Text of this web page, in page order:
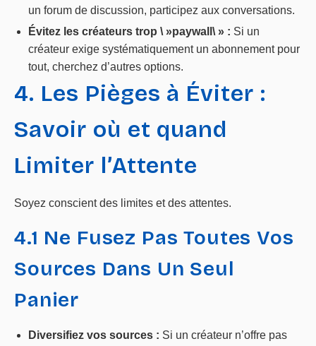
un forum de discussion, participez aux conversations.
Évitez les créateurs trop \ »paywall\ » : Si un
créateur exige systématiquement un abonnement pour
tout, cherchez d’autres options.
4. Les Pièges à Éviter :
Savoir où et quand
Limiter l’Attente
Soyez conscient des limites et des attentes.
4.1 Ne Fusez Pas Toutes Vos
Sources Dans Un Seul
Panier
Diversifiez vos sources : Si un créateur n’offre pas